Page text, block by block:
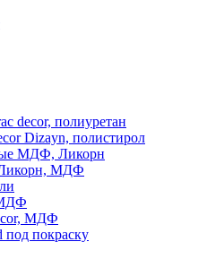
decor, полиуретан
Dizayn, полистирол
МДФ, Ликорн
Ликорн, МДФ
МДФ
покраску